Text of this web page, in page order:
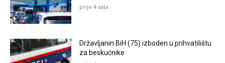
prije 4 sata
Državljanin BiH (75) izboden u prihvatilištu
za beskućnike